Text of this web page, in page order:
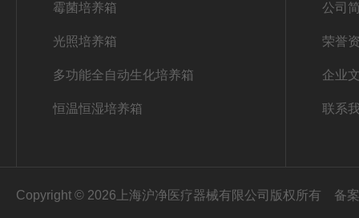
霉菌培养箱
光照培养箱
多功能全自动生化培养箱
恒温恒湿培养箱
公司
荣誉
企业
联系
Copyright © 2026上海沪净医疗器械有限公司版权所有 备